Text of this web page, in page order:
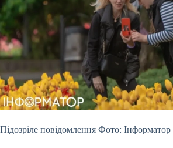
Підозріле повідомлення Фото: Інформатор